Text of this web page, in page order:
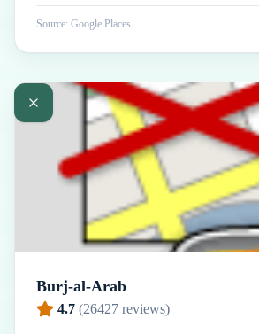
Source: Google Places
Burj-al-Arab
4.7 (26427 reviews)